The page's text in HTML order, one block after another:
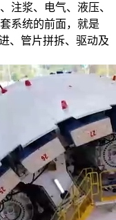
注浆、电气、液压、
系统的前面，就是
、管片拼拆、驱动及